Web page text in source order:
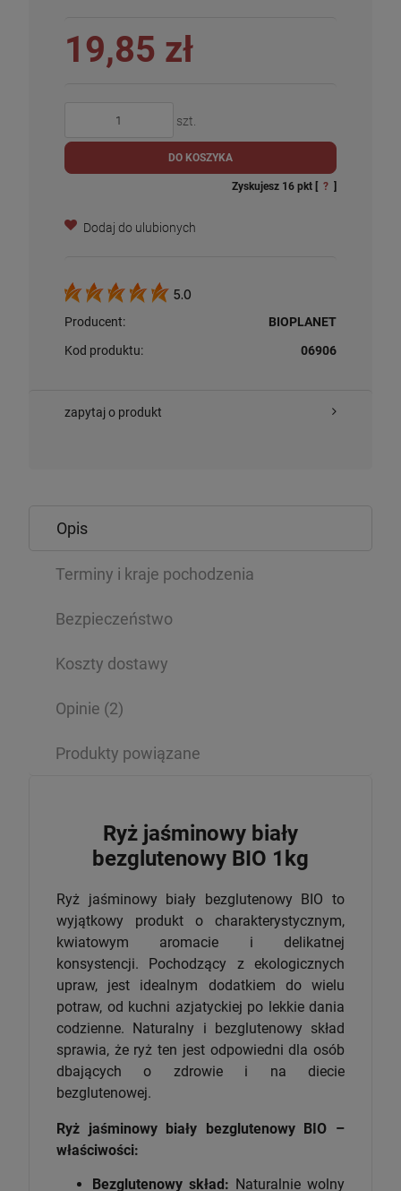
19,85 zł
szt.
DO KOSZYKA
Zyskujesz 16 pkt [ ? ]
Dodaj do ulubionych
5.0
Producent:
BIOPLANET
Kod produktu:
06906
zapytaj o produkt
Opis
Terminy i kraje pochodzenia
Bezpieczeństwo
Koszty dostawy
Opinie (2)
Produkty powiązane
Ryż jaśminowy biały
bezglutenowy BIO 1kg
Ryż jaśminowy biały bezglutenowy BIO to
wyjątkowy produkt o charakterystycznym,
kwiatowym aromacie i delikatnej
konsystencji. Pochodzący z ekologicznych
upraw, jest idealnym dodatkiem do wielu
potraw, od kuchni azjatyckiej po lekkie dania
codzienne. Naturalny i bezglutenowy skład
sprawia, że ryż ten jest odpowiedni dla osób
dbających o zdrowie i na diecie
bezglutenowej.
Ryż jaśminowy biały bezglutenowy BIO –
właściwości:
Bezglutenowy skład: Naturalnie wolny